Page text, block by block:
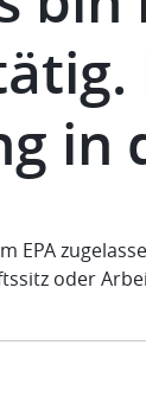
in
EPA
oder